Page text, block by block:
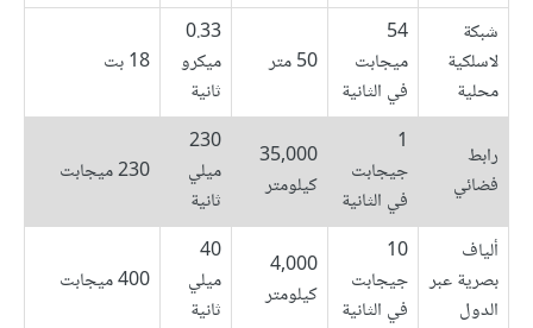
شبكة
لاسلكية
محلية
54
ميجابت
في الثانية
50 متر
0.33
ميكرو
ثانية
18 بت
رابط
فضائي
1
جيجابت
في الثانية
35,000
كيلومتر
230
ميلي
ثانية
230 ميجابت
ألياف
بصرية عبر
الدول
10
جيجابت
في الثانية
4,000
كيلومتر
40
ميلي
ثانية
400 ميجابت